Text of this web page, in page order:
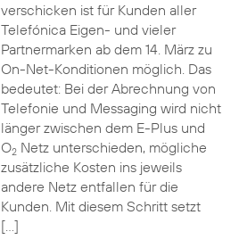
verschicken ist für Kunden aller
Telefónica Eigen- und vieler
Partnermarken ab dem 14. März zu
On-Net-Konditionen möglich. Das
bedeutet: Bei der Abrechnung von
Telefonie und Messaging wird nicht
länger zwischen dem E-Plus und
O2Netz unterschieden, mögliche
zusätzliche Kosten ins jeweils
andere Netz entfallen für die
Kunden. Mit diesem Schritt setzt
[…]